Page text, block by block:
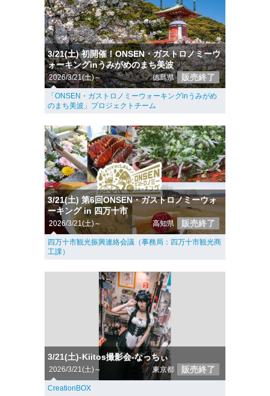
3/21(土) 初開催！ONSEN・ガストロノミーウ
ォーキングinうみがめのまち美波
2026/3/21(土)～ 徳島県 販売終了
「ONSEN・ガストロノミーウォーキングinうみがめ
のまち美波」プロジェクトチーム
3/21(土) 第6回ONSEN・ガストロノミーウォ
ーキング in 四万十市
2026/3/21(土)～ 高知県 販売終了
四万十市観光振興連絡会議（事務局：四万十市観光商
工課）
3/21(土)-Kiitos撮影会-なっちぃ
2026/3/21(土)～ 東京都 販売終了
CreationBOX